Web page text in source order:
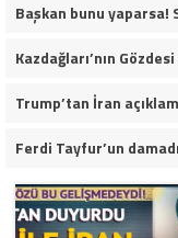
Başkan bunu
Ferdi Tayfur’un